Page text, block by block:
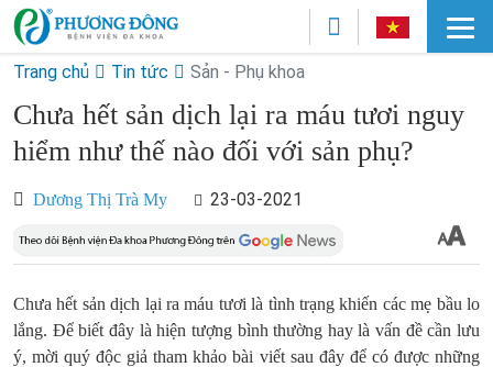
Trang chủ Tin tức Sản - Phụ khoa
Chưa hết sản dịch lại ra máu tươi nguy
hiểm như thế nào đối với sản phụ?
Dương Thị Trà My 23-03-2021
Chưa hết sản dịch lại ra máu tươi là tình trạng khiến các mẹ bầu lo
lắng. Để biết đây là hiện tượng bình thường hay là vấn đề cần lưu
ý, mời quý độc giả tham khảo bài viết sau đây để có được những